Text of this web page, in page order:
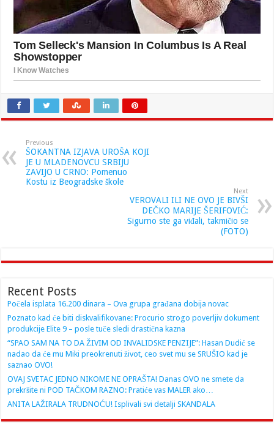
Previous
ŠOKANTNA IZJAVA UROŠA KOJI
JE U MLADENOVCU SRBIJU
ZAVIJO U CRNO: Pomenuo
Kostu iz Beogradske škole
Next
VEROVALI ILI NE OVO JE BIVŠI
DEČKO MARIJE ŠERIFOVIĆ:
Sigurno ste ga viđali, takmičio se
(FOTO)
Recent Posts
Počela isplata 16.200 dinara – Ova grupa građana dobija novac
Poznato kad će biti diskvalifikovane: Procurio strogo poverljiv dokument
produkcije Elite 9 – posle tuče sledi drastična kazna
“SPAO SAM NA TO DA ŽIVIM OD INVALIDSKE PENZIJE”: Hasan Dudić se
nadao da će mu Miki preokrenuti život, ceo svet mu se SRUŠIO kad je
saznao OVO!
OVAJ SVETAC JEDNO NIKOME NE OPRAŠTA! Danas OVO ne smete da
prekršite ni POD TAČKOM RAZNO: Pratiće vas MALER ako…
ANITA LAŽIRALA TRUDNOĆU! Isplivali svi detalji SKANDALA